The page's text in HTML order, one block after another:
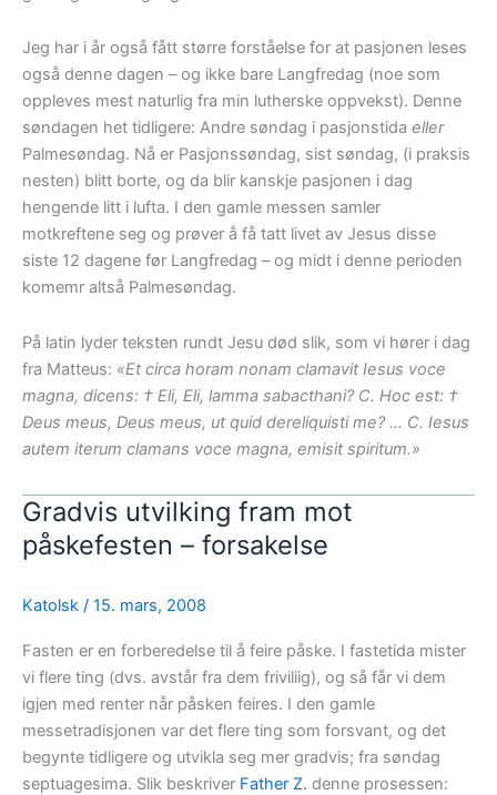
Jeg har i år også fått større forståelse for at pasjonen leses
også denne dagen – og ikke bare Langfredag (noe som
oppleves mest naturlig fra min lutherske oppvekst). Denne
søndagen het tidligere: Andre søndag i pasjonstida eller
Palmesøndag. Nå er Pasjonssøndag, sist søndag, (i praksis
nesten) blitt borte, og da blir kanskje pasjonen i dag
hengende litt i lufta. I den gamle messen samler
motkreftene seg og prøver å få tatt livet av Jesus disse
siste 12 dagene før Langfredag – og midt i denne perioden
komemr altså Palmesøndag.
På latin lyder teksten rundt Jesu død slik, som vi hører i dag
fra Matteus: «Et circa horam nonam clamavit Iesus voce
magna, dicens: † Eli, Eli, lamma sabacthani? C. Hoc est: †
Deus meus, Deus meus, ut quid dereliquisti me? … C. Iesus
autem iterum clamans voce magna, emisit spiritum.»
Gradvis utvilking fram mot
påskefesten – forsakelse
Katolsk / 15. mars, 2008
Fasten er en forberedelse til å feire påske. I fastetida mister
vi flere ting (dvs. avstår fra dem friviliig), og så får vi dem
igjen med renter når påsken feires. I den gamle
messetradisjonen var det flere ting som forsvant, og det
begynte tidligere og utvikla seg mer gradvis; fra søndag
septuagesima. Slik beskriver Father Z. denne prosessen: